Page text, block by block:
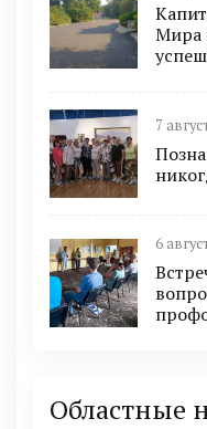
Мира
7
6
Областные